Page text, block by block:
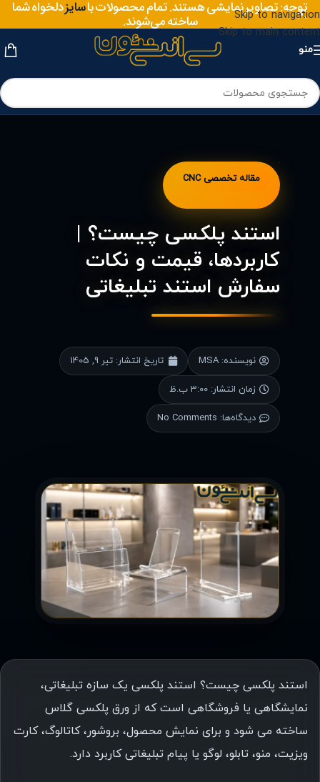
Skip to navigation
Skip to main content
توجه: تصاویر نمایشی هستند. تمام محصولات باسایزمتریال
دلخواه شما
ساخته می‌شوند.
منو
مقاله تخصصی CNC
استند پلکسی چیست؟ |
کاربردها، قیمت و نکات
سفارش استند تبلیغاتی
نویسنده: تاریخ انتشار: تیر 9, 1405
زمان انتشار: 3:00 ب.ظ
دیدگاه‌ها:
استند پلکسی چیست؟ استند پلکسی یک سازه تبلیغاتی،
نمایشگاهی یا فروشگاهی است که از ورق پلکسی گلاس
ساخته می شود و برای نمایش محصول، بروشور، کاتالوگ، کارت
ویزیت، منو، تابلو، لوگو یا پیام تبلیغاتی کاربرد دارد.